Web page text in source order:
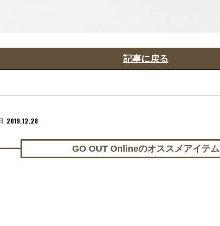
記事に戻る
2019.12.28
GO OUT Onlineのオススメアイテム